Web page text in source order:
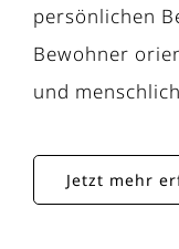
persönlichen
Bewohner
und
Jetzt mehr